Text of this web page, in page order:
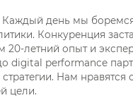
Каждый день мы
Конкуренция
20-летний опыт и
до digital performance
стратегии. Нам
цели.